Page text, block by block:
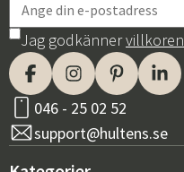
Jag godkännervillkoren
046 - 25 02 52
support@hultens.se